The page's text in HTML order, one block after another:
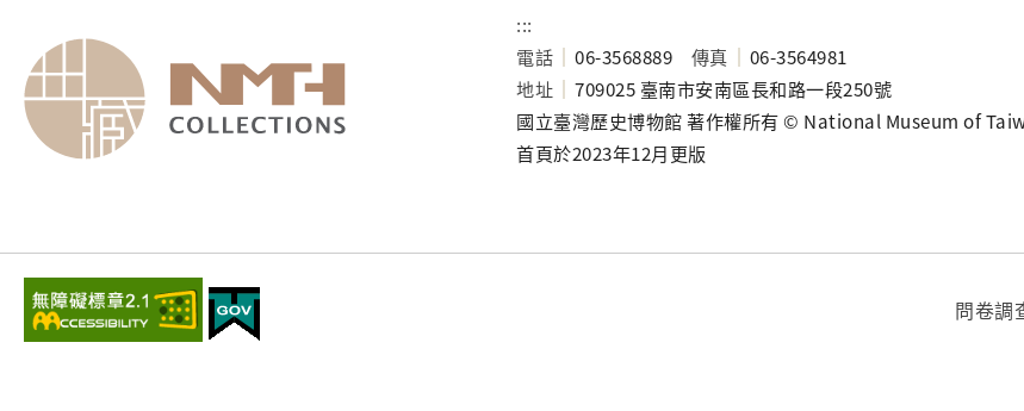
:::
電話
06-3568889 傳真
06-3564981
地址
709025 臺南市安南區長和路一段250號
國立臺灣歷史博物館 著作權所有 © National Museum of
首頁於2023年12月更版
問卷調